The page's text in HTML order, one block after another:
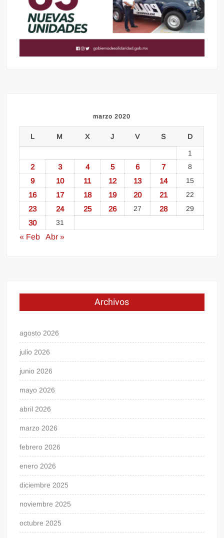
marzo 2020
L M X J V S D
1
2 3 4 5 6 7 8
9 10 11 12 13 14 15
16 17 18 19 20 21 22
23 24 25 26 27 28 29
30 31
« Feb Abr »
Archivos
agosto 2026
julio 2026
junio 2026
mayo 2026
abril 2026
marzo 2026
febrero 2026
enero 2026
diciembre 2025
noviembre 2025
octubre 2025